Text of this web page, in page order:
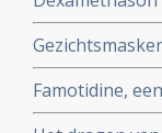
wanneer
coronavirus -
Famotidine,
COVID-19, en